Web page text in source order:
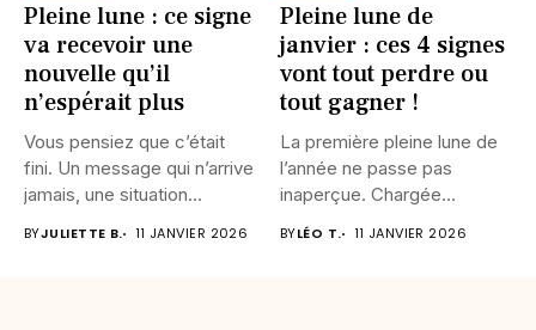
Pleine lune : ce signe
va recevoir une
nouvelle qu’il
n’espérait plus
Vous pensiez que c’était
fini. Un message qui n’arrive
jamais, une situation...
BYJULIETTE B. 11 JANVIER 2026
Pleine lune de
janvier : ces 4 signes
vont tout perdre ou
tout gagner !
La première pleine lune de
l’année ne passe pas
inaperçue. Chargée
d’intensité,...
BYLÉO T. 11 JANVIER 2026